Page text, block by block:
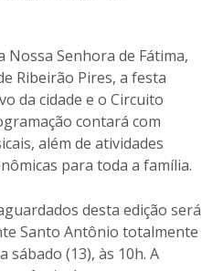
Senhora de Fátima,
Ribeirão Pires, a festa
da cidade e o Circuito
contará com
além de atividades
para toda a família.
desta edição será
Santo Antônio totalmente
sábado (13), às 10h. A